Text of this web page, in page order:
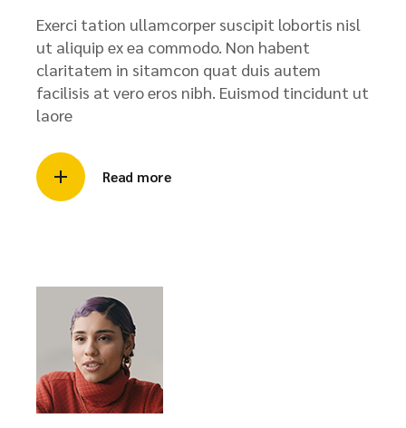
Exerci tation ullamcorper suscipit lobortis nisl
ut aliquip ex ea commodo. Non habent
claritatem in sitamcon quat duis autem
facilisis at vero eros nibh. Euismod tincidunt ut
laore
Read more